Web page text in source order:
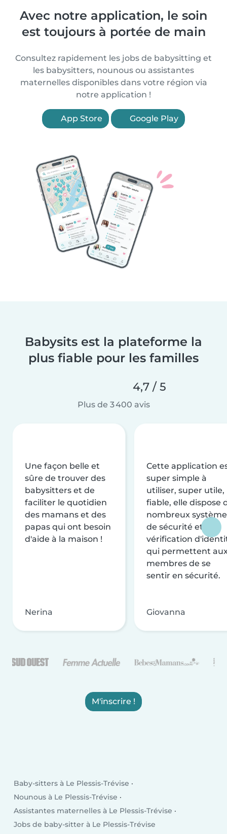
Avec notre application, le soin
est toujours à portée de main
Consultez rapidement les jobs de babysitting et
les babysitters, nounous ou assistantes
maternelles disponibles dans votre région via
notre application !
App Store Google Play
Babysits est la plateforme la
plus fiable pour les familles
4,7 / 5
Plus de 3 400 avis
Une façon belle et
sûre de trouver des
babysitters et de
faciliter le quotidien
des mamans et des
papas qui ont besoin
d'aide à la maison !
Nerina
Cette application
super simple à
utiliser, super utile,
fiable, elle dispose
nombreux
de sécurité et de
vérification
qui permettent
membres de se
sentir en sécurité.
Giovanna
M'inscrire !
Baby-sitters à Le Plessis-Trévise
Nounous à Le Plessis-Trévise
Assistantes maternelles à Le Plessis-Trévise
Jobs de baby-sitter à Le Plessis-Trévise